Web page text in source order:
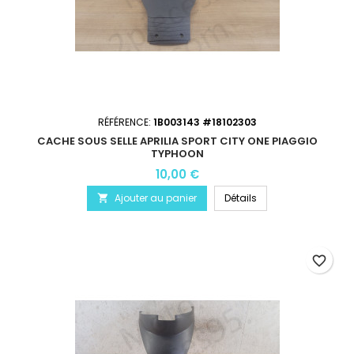
RÉFÉRENCE: 1B003143 #18102303
CACHE SOUS SELLE APRILIA SPORT CITY ONE PIAGGIO
TYPHOON
10,00 €
 Ajouter au panier Détails
favorite_border